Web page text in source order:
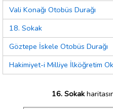
Vali Konağı Otobüs Durağı
18. Sokak
Göztepe İskele Otobüs Durağı
Hakimiyet-i Milliye İlköğretim
16. Sokak